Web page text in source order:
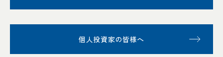
個人投資家の皆様へ